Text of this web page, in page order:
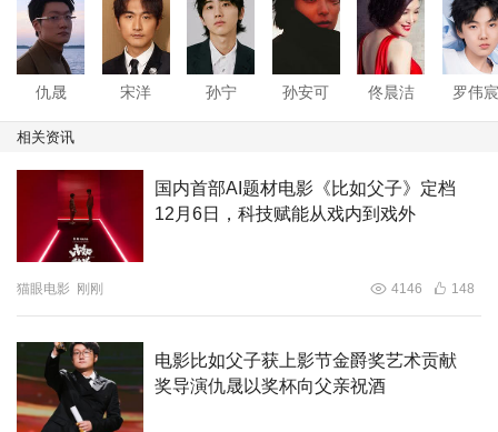
拳击作为父子关系的隐喻——无论在现实还是回忆，亦或
VR虚拟，拳台既是传承父辈精神的场域，亦是两代人对抗
与和解的象征。剧本历经六年打磨，在当前AI技术颠覆人际
关系的背景下，《比如父子》映射了当代人普遍的情感困
父亲的塑造，既呈现技术赋予的情感可能性，亦反思其伦理
边界，引发对“数字永生”与“真实记忆”的辩证思考。
仇晟 宋洋 孙宁 孙安可 佟晨洁 罗伟
相关资讯
国内首部AI题材电影《比如父子》定档
12月6日，科技赋能从戏内到戏外
猫眼电影 刚刚 4146 148
电影比如父子获上影节金爵奖艺术贡献
奖导演仇晟以奖杯向父亲祝酒